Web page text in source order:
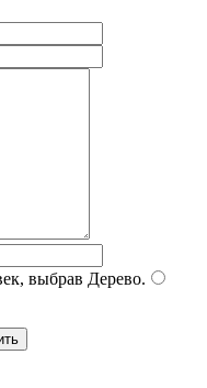
выбрав Дерево.